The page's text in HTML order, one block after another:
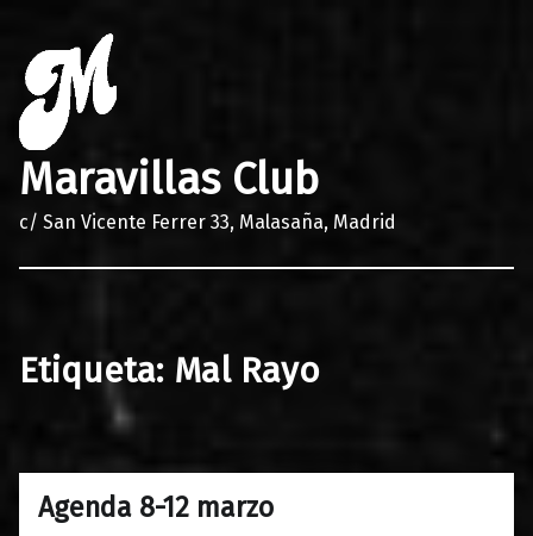
Maravillas Club
c/ San Vicente Ferrer 33, Malasaña, Madrid
Etiqueta: Mal Rayo
Agenda 8-12 marzo
06/03/20230
Maravillas